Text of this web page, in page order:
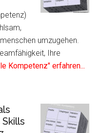
umzugehen.
Ihre
Kompetenz" erfahren...
als